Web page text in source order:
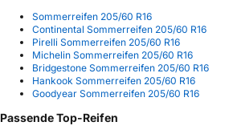
Sommerreifen 205/60 R16
Continental Sommerreifen 205/60 R16
Pirelli Sommerreifen 205/60 R16
Michelin Sommerreifen 205/60 R16
Bridgestone Sommerreifen 205/60 R16
Hankook Sommerreifen 205/60 R16
Goodyear Sommerreifen 205/60 R16
Passende Top-Reifen